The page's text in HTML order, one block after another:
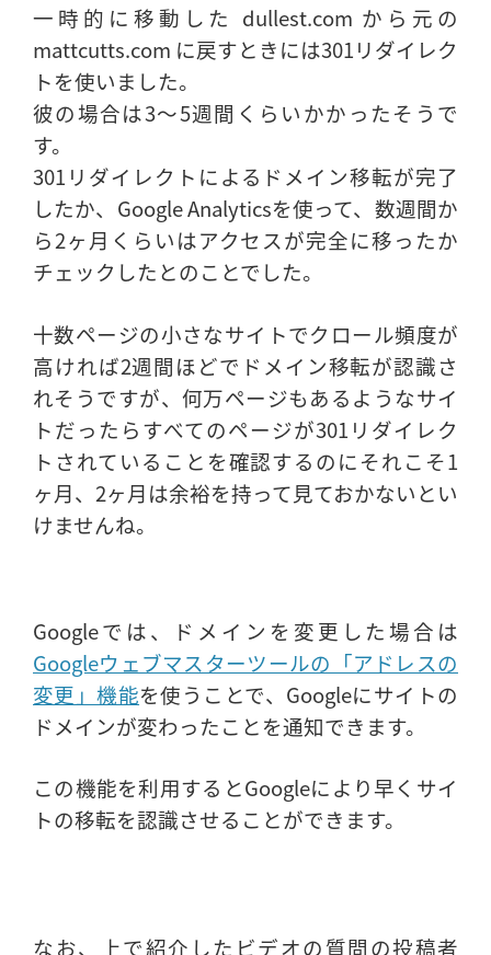
一時的に移動した dullest.com から元の
mattcutts.com に戻すときには301リダイレク
トを使いました。
彼の場合は3〜5週間くらいかかったそうで
す。
301リダイレクトによるドメイン移転が完了
したか、Google Analyticsを使って、数週間か
ら2ヶ月くらいはアクセスが完全に移ったか
チェックしたとのことでした。
十数ページの小さなサイトでクロール頻度が
高ければ2週間ほどでドメイン移転が認識さ
れそうですが、何万ページもあるようなサイ
トだったらすべてのページが301リダイレク
トされていることを確認するのにそれこそ1
ヶ月、2ヶ月は余裕を持って見ておかないとい
けませんね。
Googleでは、ドメインを変更した場合は
Googleウェブマスターツールの「アドレスの
変更」機能を使うことで、Googleにサイトの
ドメインが変わったことを通知できます。
この機能を利用するとGoogleにより早くサイ
トの移転を認識させることができます。
なお、上で紹介したビデオの質問の投稿者